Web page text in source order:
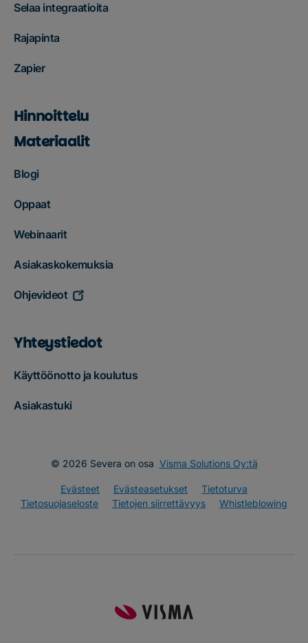
Selaa integraatioita
Rajapinta
Zapier
Hinnoittelu
Materiaalit
Blogi
Oppaat
Webinaarit
Asiakaskokemuksia
Ohjevideot
Yhteystiedot
Käyttöönotto ja koulutus
Asiakastuki
© 2026 Severa on osa Visma Solutions Oy:tä
Evästeet Evästeasetukset
Tietoturva
Tietosuojaseloste
Tietojen siirrettävyys Whistleblowing